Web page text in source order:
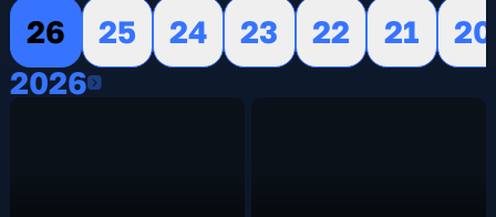
26
25 24 23 22 21
20
20262026